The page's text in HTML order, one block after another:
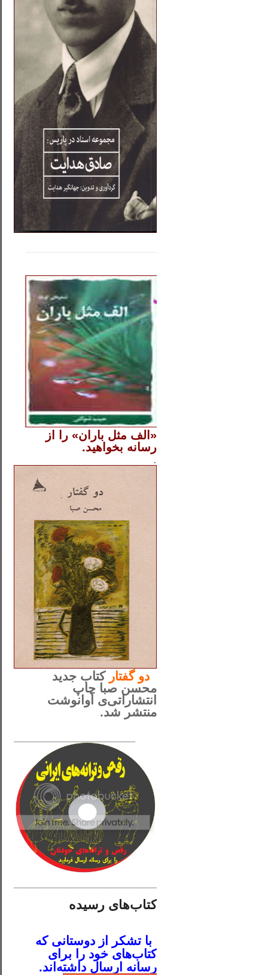
«الف مثل باران» را از
رسانه بخواهید.
.
دوگفتار کتاب جدید
محسن صبا چاپ
انتشاراتی‌ی آوانوشت
منتشر شد.
کتاب‌های رسیده
با تشکر از دوستانی که
کتاب‌های خود را برای
رسانه ارسال داشته‌اند.